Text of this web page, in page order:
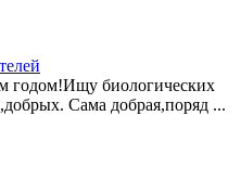
годом!Ищу биологических
Сама добрая,поряд ...